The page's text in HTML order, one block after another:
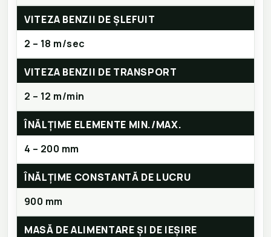
VITEZA BENZII DE ȘLEFUIT
2 – 18 m/sec
VITEZA BENZII DE TRANSPORT
2 – 12 m/min
ÎNĂLȚIME ELEMENTE MIN./MAX.
4 – 200 mm
ÎNĂLȚIME CONSTANTĂ DE LUCRU
900 mm
MASĂ DE ALIMENTARE ȘI DE IEȘIRE